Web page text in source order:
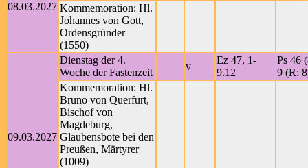
08.03.2027 Kommemoration: Hl.
Johannes von Gott,
Ordensgründer
(1550)
09.03.2027
Dienstag der 4.
Woche der Fastenzeit
v
Ez 47, 1-
9.12
Ps 46
9 (R:
Kommemoration: Hl.
Bruno von Querfurt,
Bischof von
Magdeburg,
Glaubensbote bei den
Preußen, Märtyrer
(1009)